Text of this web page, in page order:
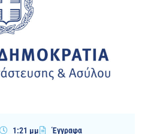
1:21 μμ
Έγγραφα